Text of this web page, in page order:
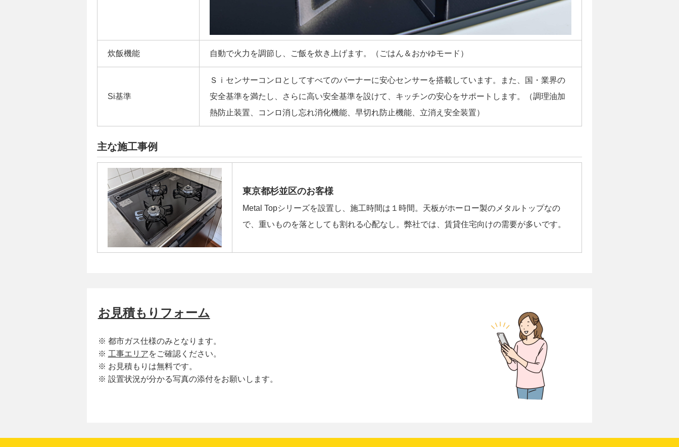
炊飯機能 自動で火力を調節し、ご飯を炊き上げます。（ごはん＆おかゆモード）
Si基準
Ｓｉセンサーコンロとしてすべてのバーナーに安心センサーを搭載しています。また、国・業界の
安全基準を満たし、さらに高い安全基準を設けて、キッチンの安心をサポートします。（調理油加
熱防止装置、コンロ消し忘れ消化機能、早切れ防止機能、立消え安全装置）
主な施工事例
東京都杉並区のお客様
Metal Topシリーズを設置し、施工時間は１時間。天板がホーロー製のメタルトップなの
で、重いものを落としても割れる心配なし。弊社では、賃貸住宅向けの需要が多いです。
お見積もりフォーム
※ 都市ガス仕様のみとなります。
※ 工事エリアをご確認ください。
※ お見積もりは無料です。
※ 設置状況が分かる写真の添付をお願いします。